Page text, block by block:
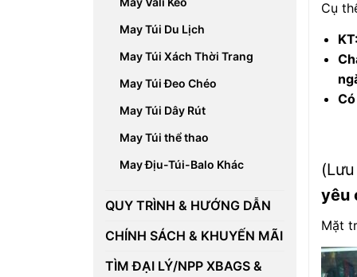
May Túi Du Lịch
May Túi Xách Thời Trang
May Túi Đeo Chéo
May Túi Dây Rút
May Túi thể thao
May Địu-Túi-Balo Khác
QUY TRÌNH & HƯỚNG DẪN
CHÍNH SÁCH & KHUYẾN MÃI
TÌM ĐẠI LÝ/NPP XBAGS &
Cụ
yêu
Mặt